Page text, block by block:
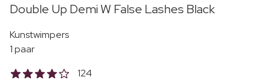
Double Up Demi W False Lashes Black
Kunstwimpers
1 paar
124